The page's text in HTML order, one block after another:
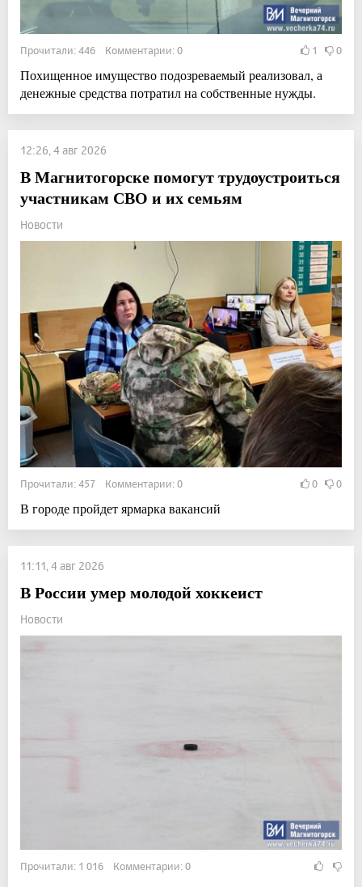
Прочитали: 446 Комментарии: 0 1 0
Похищенное имущество подозреваемый реализовал, а
денежные средства потратил на собственные нужды.
12:26, 4 авг 2026
В Магнитогорске помогут трудоустроиться
участникам СВО и их семьям
Новости
Прочитали: 457 Комментарии: 0 0 0
В городе пройдет ярмарка вакансий
11:11, 4 авг 2026
В России умер молодой хоккеист
Новости
Прочитали: 1 016 Комментарии: 0